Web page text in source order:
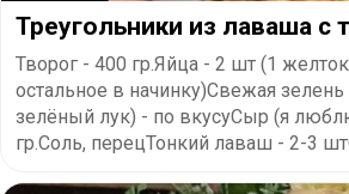
Треугольники из лаваша с
Творог - 400 гр.Яйца - 2 шт (1
остальное в начинку)Свежая зелень
зелёный лук) - по вкусуСыр (я
гр.Соль, перецТонкий лаваш - 2-3